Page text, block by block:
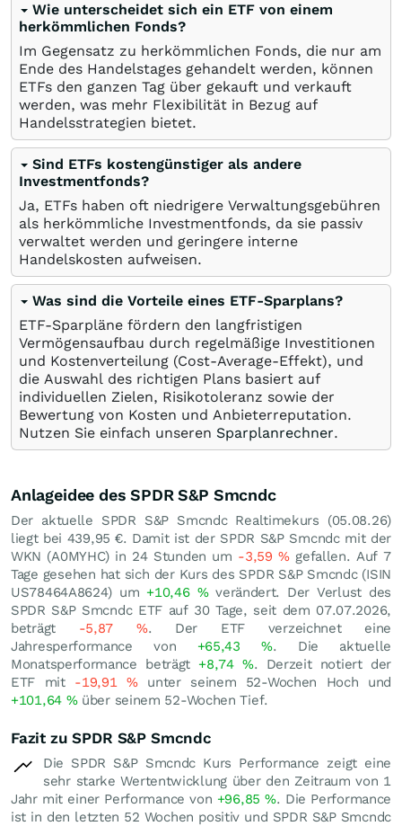
Wie unterscheidet sich ein ETF von einem
herkömmlichen Fonds?
Im Gegensatz zu herkömmlichen Fonds, die nur am
Ende des Handelstages gehandelt werden, können
ETFs den ganzen Tag über gekauft und verkauft
werden, was mehr Flexibilität in Bezug auf
Handelsstrategien bietet.
Sind ETFs kostengünstiger als andere
Investmentfonds?
Ja, ETFs haben oft niedrigere Verwaltungsgebühren
als herkömmliche Investmentfonds, da sie passiv
verwaltet werden und geringere interne
Handelskosten aufweisen.
Was sind die Vorteile eines ETF-Sparplans?
ETF-Sparpläne fördern den langfristigen
Vermögensaufbau durch regelmäßige Investitionen
und Kostenverteilung (Cost-Average-Effekt), und
die Auswahl des richtigen Plans basiert auf
individuellen Zielen, Risikotoleranz sowie der
Bewertung von Kosten und Anbieterreputation.
Nutzen Sie einfach unseren Sparplanrechner.
Anlageidee des SPDR S&P Smcndc
Der aktuelle SPDR S&P Smcndc Realtimekurs (05.08.26)
liegt bei 439,95 €. Damit ist der SPDR S&P Smcndc mit der
WKN (A0MYHC) in 24 Stunden um -3,59%gefallen. Auf 7
Tage gesehen hat sich der Kurs des SPDR S&P Smcndc (ISIN
US78464A8624) um +10,46 %verändert. Der Verlust des
SPDR S&P Smcndc ETF auf 30 Tage, seit dem 07.07.2026,
beträgt -5,87 %. Der ETF verzeichnet eine
Jahresperformance von +65,43%. Die aktuelle
Monatsperformance beträgt +8,74 %. Derzeit notiert der
ETF mit -19,91 %unter seinem 52-Wochen Hoch und
+101,64 %über seinem 52-Wochen Tief.
Fazit zu SPDR S&P Smcndc
Die SPDR S&P Smcndc Kurs Performance zeigt eine
sehr starke Wertentwicklung über den Zeitraum von 1
Jahr mit einer Performance von +96,85%. Die Performance
ist in den letzten 52 Wochen positiv und SPDR S&P Smcndc